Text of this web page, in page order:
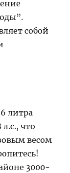
собой
литра
что
весом
3000-